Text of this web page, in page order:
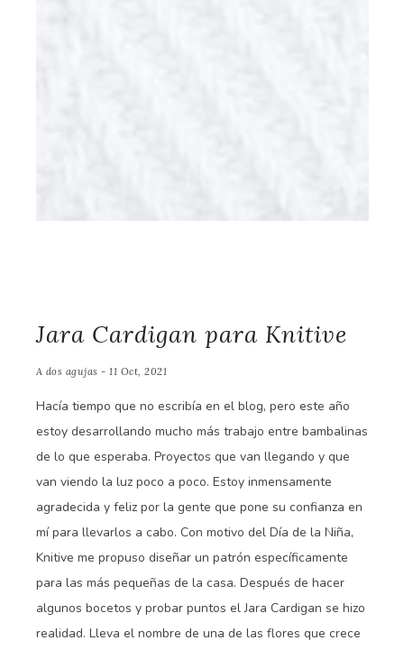
Jara Cardigan para Knitive
A dos agujas - 11 Oct, 2021
Hacía tiempo que no escribía en el blog, pero este año
estoy desarrollando mucho más trabajo entre bambalinas
de lo que esperaba. Proyectos que van llegando y que
van viendo la luz poco a poco. Estoy inmensamente
agradecida y feliz por la gente que pone su confianza en
mí para llevarlos a cabo. Con motivo del Día de la Niña,
Knitive me propuso diseñar un patrón específicamente
para las más pequeñas de la casa. Después de hacer
algunos bocetos y probar puntos el Jara Cardigan se hizo
realidad. Lleva el nombre de una de las flores que crece